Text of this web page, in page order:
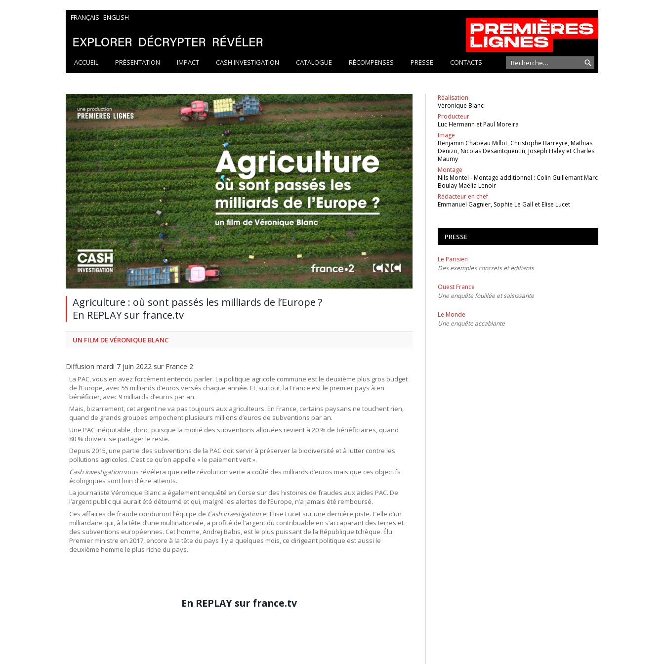
FRANÇAIS ENGLISH
ACCUEIL PRÉSENTATION IMPACT CASH INVESTIGATION CATALOGUE RÉCOMPENSES PRESSE CONTACTS
Agriculture : où sont passés les milliards de l’Europe ?
En REPLAY sur france.tv
UN FILM DE VÉRONIQUE BLANC
Diffusion mardi 7 juin 2022 sur France 2
La PAC, vous en avez forcément entendu parler. La politique agricole commune est le deuxième plus gros budget
de l’Europe, avec 55 milliards d’euros versés chaque année. Et, surtout, la France est le premier pays à en
bénéficier, avec 9 milliards d’euros par an.
Mais, bizarrement, cet argent ne va pas toujours aux agriculteurs. En France, certains paysans ne touchent rien,
quand de grands groupes empochent plusieurs millions d’euros de subventions par an.
Une PAC inéquitable, donc, puisque la moitié des subventions allouées revient à 20 % de bénéficiaires, quand
80 % doivent se partager le reste.
Depuis 2015, une partie des subventions de la PAC doit servir à préserver la biodiversité et à lutter contre les
pollutions agricoles. C’est ce qu’on appelle « le paiement vert ».
Cash investigationvous révélera que cette révolution verte a coûté des milliards d’euros mais que ces objectifs
écologiques sont loin d’être atteints.
La journaliste Véronique Blanc a également enquêté en Corse sur des histoires de fraudes aux aides PAC. De
l’argent public qui aurait été détourné et qui, malgré les alertes de l’Europe, n’a jamais été remboursé.
Ces affaires de fraude conduiront l’équipe de Cash investigation et Élise Lucet sur une dernière piste. Celle d’un
milliardaire qui, à la tête d’une multinationale, a profité de l’argent du contribuable en s’accaparant des terres et
des subventions européennes. Cet homme, Andrej Babis, est le plus puissant de la République tchèque. Élu
Premier ministre en 2017, encore à la tête du pays il y a quelques mois, ce dirigeant politique est aussi le
deuxième homme le plus riche du pays.
En REPLAY sur france.tv
Réalisation
Véronique Blanc
Producteur
Luc Hermann et Paul Moreira
Image
Benjamin Chabeau Millot, Christophe Barreyre, Mathias
Denizo, Nicolas Desaintquentin, Joseph Haley et Charles
Maumy
Montage
Nils Montel - Montage additionnel : Colin Guillemant Marc
Boulay Maëlia Lenoir
Rédacteur en chef
Emmanuel Gagnier, Sophie Le Gall et Elise Lucet
PRESSE
Le Parisien
Des exemples concrets et édifiants
Ouest France
Une enquête fouillée et saisissante
Le Monde
Une enquête accablante